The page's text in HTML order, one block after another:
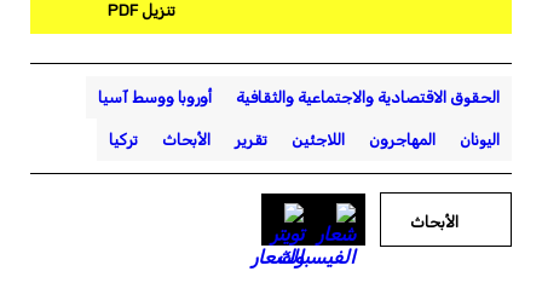
تنزيل PDF
الحقوق الاقتصادية والاجتماعية والثقافية أوروبا ووسط آسيا
اليونان المهاجرون اللاجئين تقرير الأبحاث تركيا
الأبحاث